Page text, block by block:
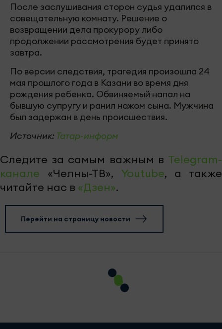
После заслушивания сторон судья удалился в
совещательную комнату. Решение о
возвращении дела прокурору либо
продолжении рассмотрения будет принято
завтра.
По версии следствия, трагедия произошла 24
мая прошлого года в Казани во время дня
рождения ребенка. Обвиняемый напал на
бывшую супругу и ранил ножом сына. Мужчина
был задержан в день происшествия.
Источник: Татар-информ
Следите за самым важным в Telegram-
канале «Челны-ТВ», Youtube, а также
читайте нас в «Дзен».
Перейти на страницу новости